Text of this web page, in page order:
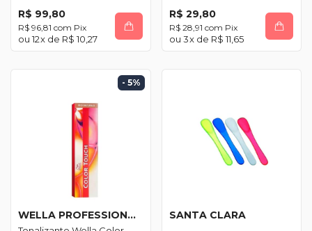
R$ 99,80
R$ 96,81 com Pix
12x de R$ 10,27
R$ 29,80
R$ 28,91 com Pix
3x de R$ 11,65
- 5%
WELLA PROFESSIONALS SANTA CLARA